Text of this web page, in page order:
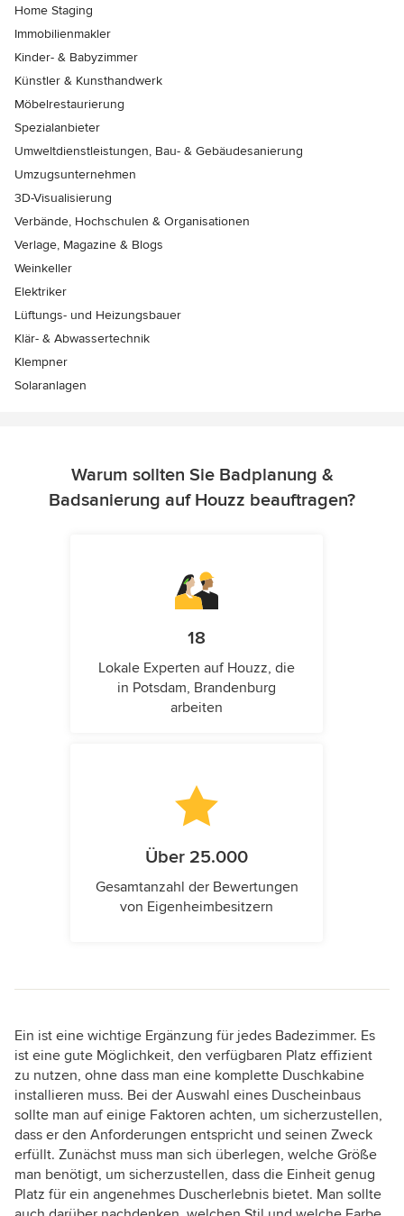
Home Staging
Immobilienmakler
Kinder- & Babyzimmer
Künstler & Kunsthandwerk
Möbelrestaurierung
Spezialanbieter
Umweltdienstleistungen, Bau- & Gebäudesanierung
Umzugsunternehmen
3D-Visualisierung
Verbände, Hochschulen & Organisationen
Verlage, Magazine & Blogs
Weinkeller
Elektriker
Lüftungs- und Heizungsbauer
Klär- & Abwassertechnik
Klempner
Solaranlagen
Warum sollten Sie Badplanung &
Badsanierung auf Houzz beauftragen?
18
Lokale Experten auf Houzz, die
in Potsdam, Brandenburg
arbeiten
Über 25.000
Gesamtanzahl der Bewertungen
von Eigenheimbesitzern
Ein ist eine wichtige Ergänzung für jedes Badezimmer. Es
ist eine gute Möglichkeit, den verfügbaren Platz effizient
zu nutzen, ohne dass man eine komplette Duschkabine
installieren muss. Bei der Auswahl eines Duscheinbaus
sollte man auf einige Faktoren achten, um sicherzustellen,
dass er den Anforderungen entspricht und seinen Zweck
erfüllt. Zunächst muss man sich überlegen, welche Größe
man benötigt, um sicherzustellen, dass die Einheit genug
Platz für ein angenehmes Duscherlebnis bietet. Man sollte